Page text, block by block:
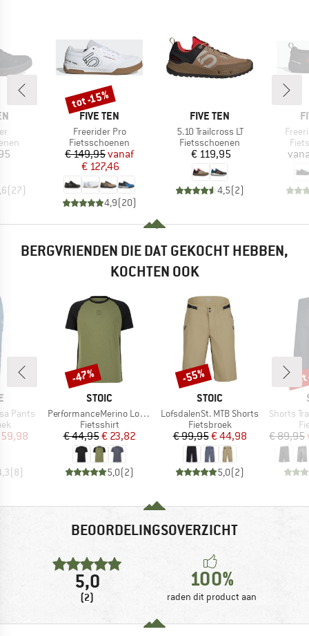
(27)
MERK
FIVE TEN
Artikel
Freerider Pro
Productgroep
Fietsschoenen
Prijs
€ 149,95Verlaagde prijs
vanaf
€ 127,46
4,9(20)
Korting
tot -15%
MERK
FIVE TEN
Artikel
5.10 Trailcross LT
Productgroep
Fietsschoenen
Prijs
€ 119,95
4,5(2)
Artikel
BERGVRIENDEN DIE DAT GEKOCHT HEBBEN,
KOCHTEN OOK
Pants
prijs
(8)
MERK
STOIC
Artikel
PerformanceMerino LofsdalenSt. MTB S/S
Productgroep
Fietsshirt
Prijs
€ 44,95Verlaagde prijs
€ 23,82
5,0(2)
Korting
-47%
MERK
STOIC
Artikel
LofsdalenSt. MTB Shorts
Productgroep
Fietsbroek
Prijs
€ 99,95Verlaagde prijs
€ 44,98
5,0(2)
Korting
-55%
Artikel
Shorts
€ 89,95
BEOORDELINGSOVERZICHT
5,0
(2)
100%
raden dit product aan